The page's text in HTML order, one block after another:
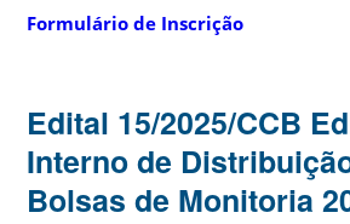
Formulário de Inscrição
Edital 15/2025/CCB
Interno de
Bolsas de Monitoria